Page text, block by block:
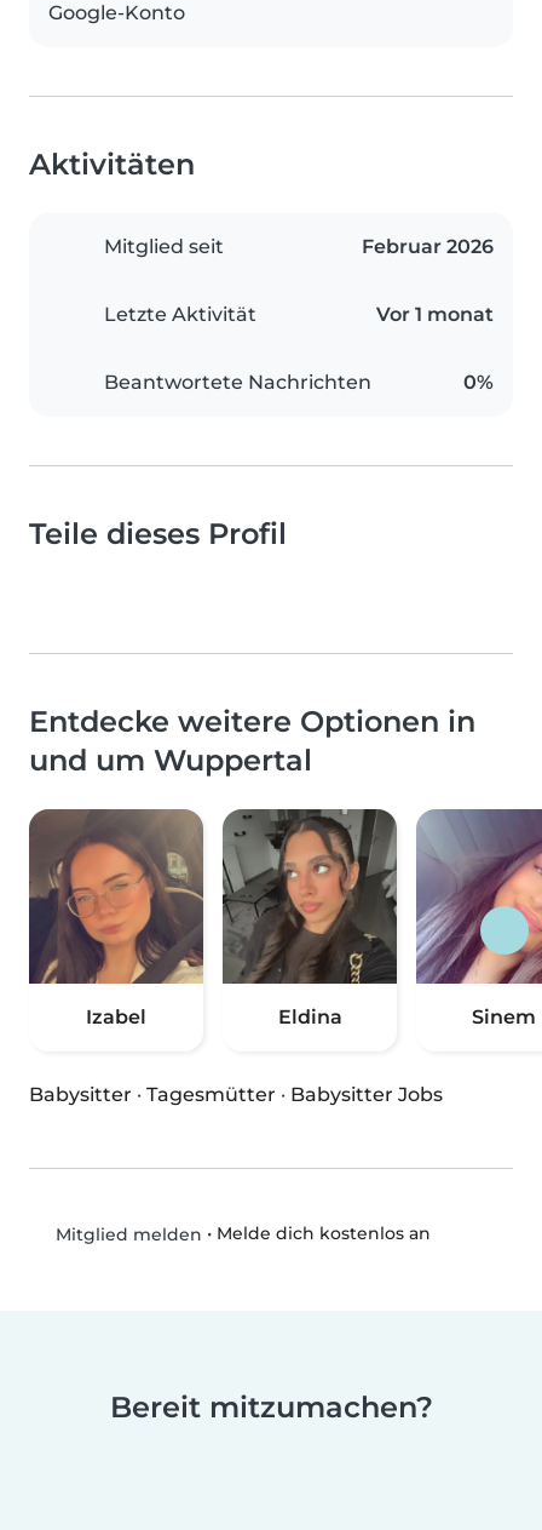
Google-Konto
Aktivitäten
Mitglied seit Februar 2026
Letzte Aktivität Vor 1 monat
Beantwortete Nachrichten 0%
Teile dieses Profil
Entdecke weitere Optionen in
und um Wuppertal
Izabel Eldina Sinem
Babysitter · Tagesmütter · Babysitter Jobs
Mitglied melden • Melde dich kostenlos an
Bereit mitzumachen?